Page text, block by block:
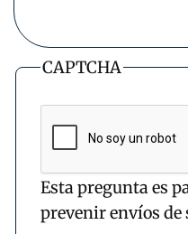
CAPTCHA
Esta pregunta es
prevenir envíos